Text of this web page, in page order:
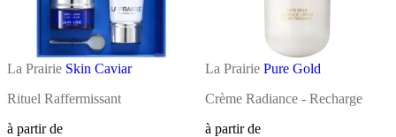
La Prairie Skin Caviar
Rituel Raffermissant
à partir de
La Prairie Pure Gold
Crème Radiance - Recharge
à partir de